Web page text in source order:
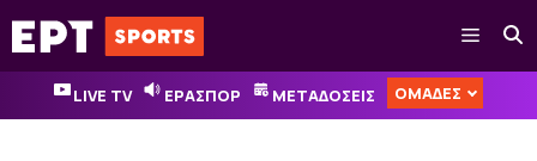
Μετάβαση
σε
περιεχόμενο
Μενού
LIVE TV ΕΡΑΣΠΟΡ ΜΕΤΑΔΟΣΕΙΣ ΟΜΑΔΕΣ